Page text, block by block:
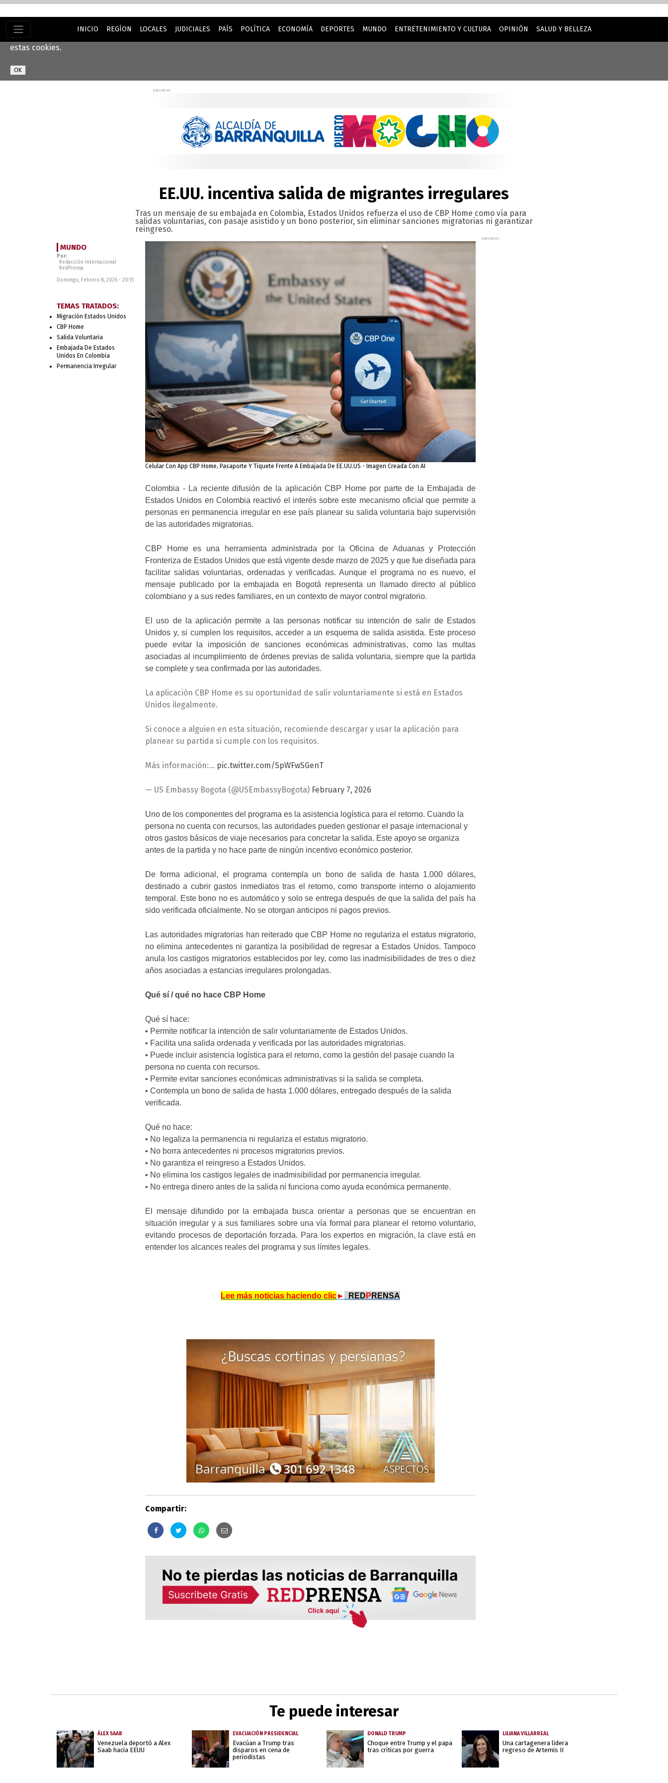
Este sitio web utiliza cookies para ayudarnos a brindarle la mejor experiencia cuando visita nuestro sitio web. Al continuar usando este sitio web, usted acepta nuestro uso de
estas cookies.
INICIO REGÍON LOCALES JUDICIALES PAÍS POLÍTICA ECONOMÍA DEPORTES MUNDO ENTRETENIMIENTO Y CULTURA OPINIÓN SALUD Y BELLEZA
EE.UU. incentiva salida de migrantes irregulares
Tras un mensaje de su embajada en Colombia, Estados Unidos refuerza el uso de CBP Home como vía para
salidas voluntarias, con pasaje asistido y un bono posterior, sin eliminar sanciones migratorias ni garantizar
reingreso.
MUNDO
Por:
Redacción Internacional
RedPrensa
Domingo, Febrero 8, 2026 - 20:15
TEMAS TRATADOS:
Migración Estados Unidos
CBP Home
Salida Voluntaria
Embajada De Estados
Unidos En Colombia
Permanencia Irregular
Celular Con App CBP Home, Pasaporte Y Tiquete Frente A Embajada De EE.UU.US - Imagen Creada Con AI
Colombia - La reciente difusión de la aplicación CBP Home por parte de la Embajada de
Estados Unidos en Colombia reactivó el interés sobre este mecanismo oficial que permite a
personas en permanencia irregular en ese país planear su salida voluntaria bajo supervisión
de las autoridades migratorias.
CBP Home es una herramienta administrada por la Oficina de Aduanas y Protección
Fronteriza de Estados Unidos que está vigente desde marzo de 2025 y que fue diseñada para
facilitar salidas voluntarias, ordenadas y verificadas. Aunque el programa no es nuevo, el
mensaje publicado por la embajada en Bogotá representa un llamado directo al público
colombiano y a sus redes familiares, en un contexto de mayor control migratorio.
El uso de la aplicación permite a las personas notificar su intención de salir de Estados
Unidos y, si cumplen los requisitos, acceder a un esquema de salida asistida. Este proceso
puede evitar la imposición de sanciones económicas administrativas, como las multas
asociadas al incumplimiento de órdenes previas de salida voluntaria, siempre que la partida
se complete y sea confirmada por las autoridades.
La aplicación CBP Home es su oportunidad de salir voluntariamente si está en Estados
Unidos ilegalmente.
Si conoce a alguien en esta situación, recomiende descargar y usar la aplicación para
planear su partida si cumple con los requisitos.
Más información:… pic.twitter.com/SpWFwSGenT
— US Embassy Bogota (@USEmbassyBogota) February 7, 2026
Uno de los componentes del programa es la asistencia logística para el retorno. Cuando la
persona no cuenta con recursos, las autoridades pueden gestionar el pasaje internacional y
otros gastos básicos de viaje necesarios para concretar la salida. Este apoyo se organiza
antes de la partida y no hace parte de ningún incentivo económico posterior.
De forma adicional, el programa contempla un bono de salida de hasta 1.000 dólares,
destinado a cubrir gastos inmediatos tras el retorno, como transporte interno o alojamiento
temporal. Este bono no es automático y solo se entrega después de que la salida del país ha
sido verificada oficialmente. No se otorgan anticipos ni pagos previos.
Las autoridades migratorias han reiterado que CBP Home no regulariza el estatus migratorio,
no elimina antecedentes ni garantiza la posibilidad de regresar a Estados Unidos. Tampoco
anula los castigos migratorios establecidos por ley, como las inadmisibilidades de tres o diez
años asociadas a estancias irregulares prolongadas.
Qué sí / qué no hace CBP Home
Qué sí hace:
• Permite notificar la intención de salir voluntariamente de Estados Unidos.
• Facilita una salida ordenada y verificada por las autoridades migratorias.
• Puede incluir asistencia logística para el retorno, como la gestión del pasaje cuando la
persona no cuenta con recursos.
• Permite evitar sanciones económicas administrativas si la salida se completa.
• Contempla un bono de salida de hasta 1.000 dólares, entregado después de la salida
verificada.
Qué no hace:
• No legaliza la permanencia ni regulariza el estatus migratorio.
• No borra antecedentes ni procesos migratorios previos.
• No garantiza el reingreso a Estados Unidos.
• No elimina los castigos legales de inadmisibilidad por permanencia irregular.
• No entrega dinero antes de la salida ni funciona como ayuda económica permanente.
El mensaje difundido por la embajada busca orientar a personas que se encuentran en
situación irregular y a sus familiares sobre una vía formal para planear el retorno voluntario,
evitando procesos de deportación forzada. Para los expertos en migración, la clave está en
entender los alcances reales del programa y sus límites legales.
Lee más noticias haciendo clic► RED P RENSA
Compartir:
Te puede interesar
ÁLEX SAAB
Venezuela deportó a Alex
Saab hacia EEUU
EVACUACIÓN PRESIDENCIAL
Evacúan a Trump tras
disparos en cena de
periodistas
DONALD TRUMP
Choque entre Trump y el papa
tras críticas por guerra
LILIANA VILLARREAL
Una cartagenera lidera
regreso de Artemis II